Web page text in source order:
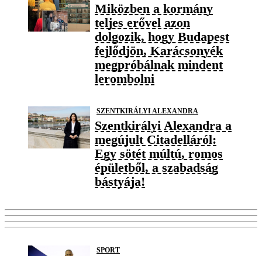
Miközben a kormány
teljes erővel azon
dolgozik, hogy Budapest
fejlődjön, Karácsonyék
megpróbálnak mindent
lerombolni
SZENTKIRÁLYI ALEXANDRA
Szentkirályi Alexandra a
megújult Citadelláról:
Egy sötét múltú, romos
épületből, a szabadság
bástyája!
SPORT